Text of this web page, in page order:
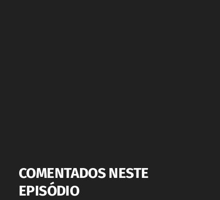
COMENTADOS NESTE
EPISÓDIO